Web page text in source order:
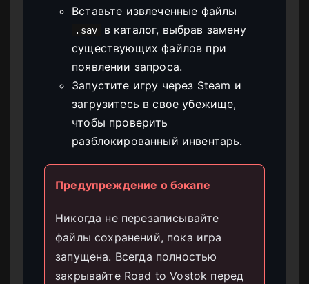
Вставьте извлеченные файлы
.sav
в каталог, выбрав замену
существующих файлов при
появлении запроса.
Запустите игру через Steam и
загрузитесь в свое убежище,
чтобы проверить
разблокированный инвентарь.
Предупреждение о бэкапе
Никогда не перезаписывайте
файлы сохранений, пока игра
запущена. Всегда полностью
закрывайте Road to Vostok перед